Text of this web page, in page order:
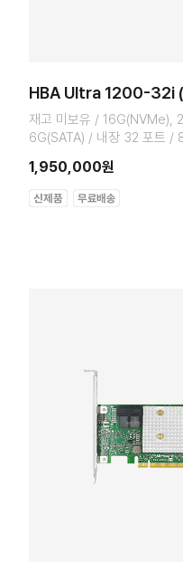
HBA Ultra 1200-32i (
재고 미보유 / 16G(NVMe),
6G(SATA) / 내장 32 포트
1,950,000원